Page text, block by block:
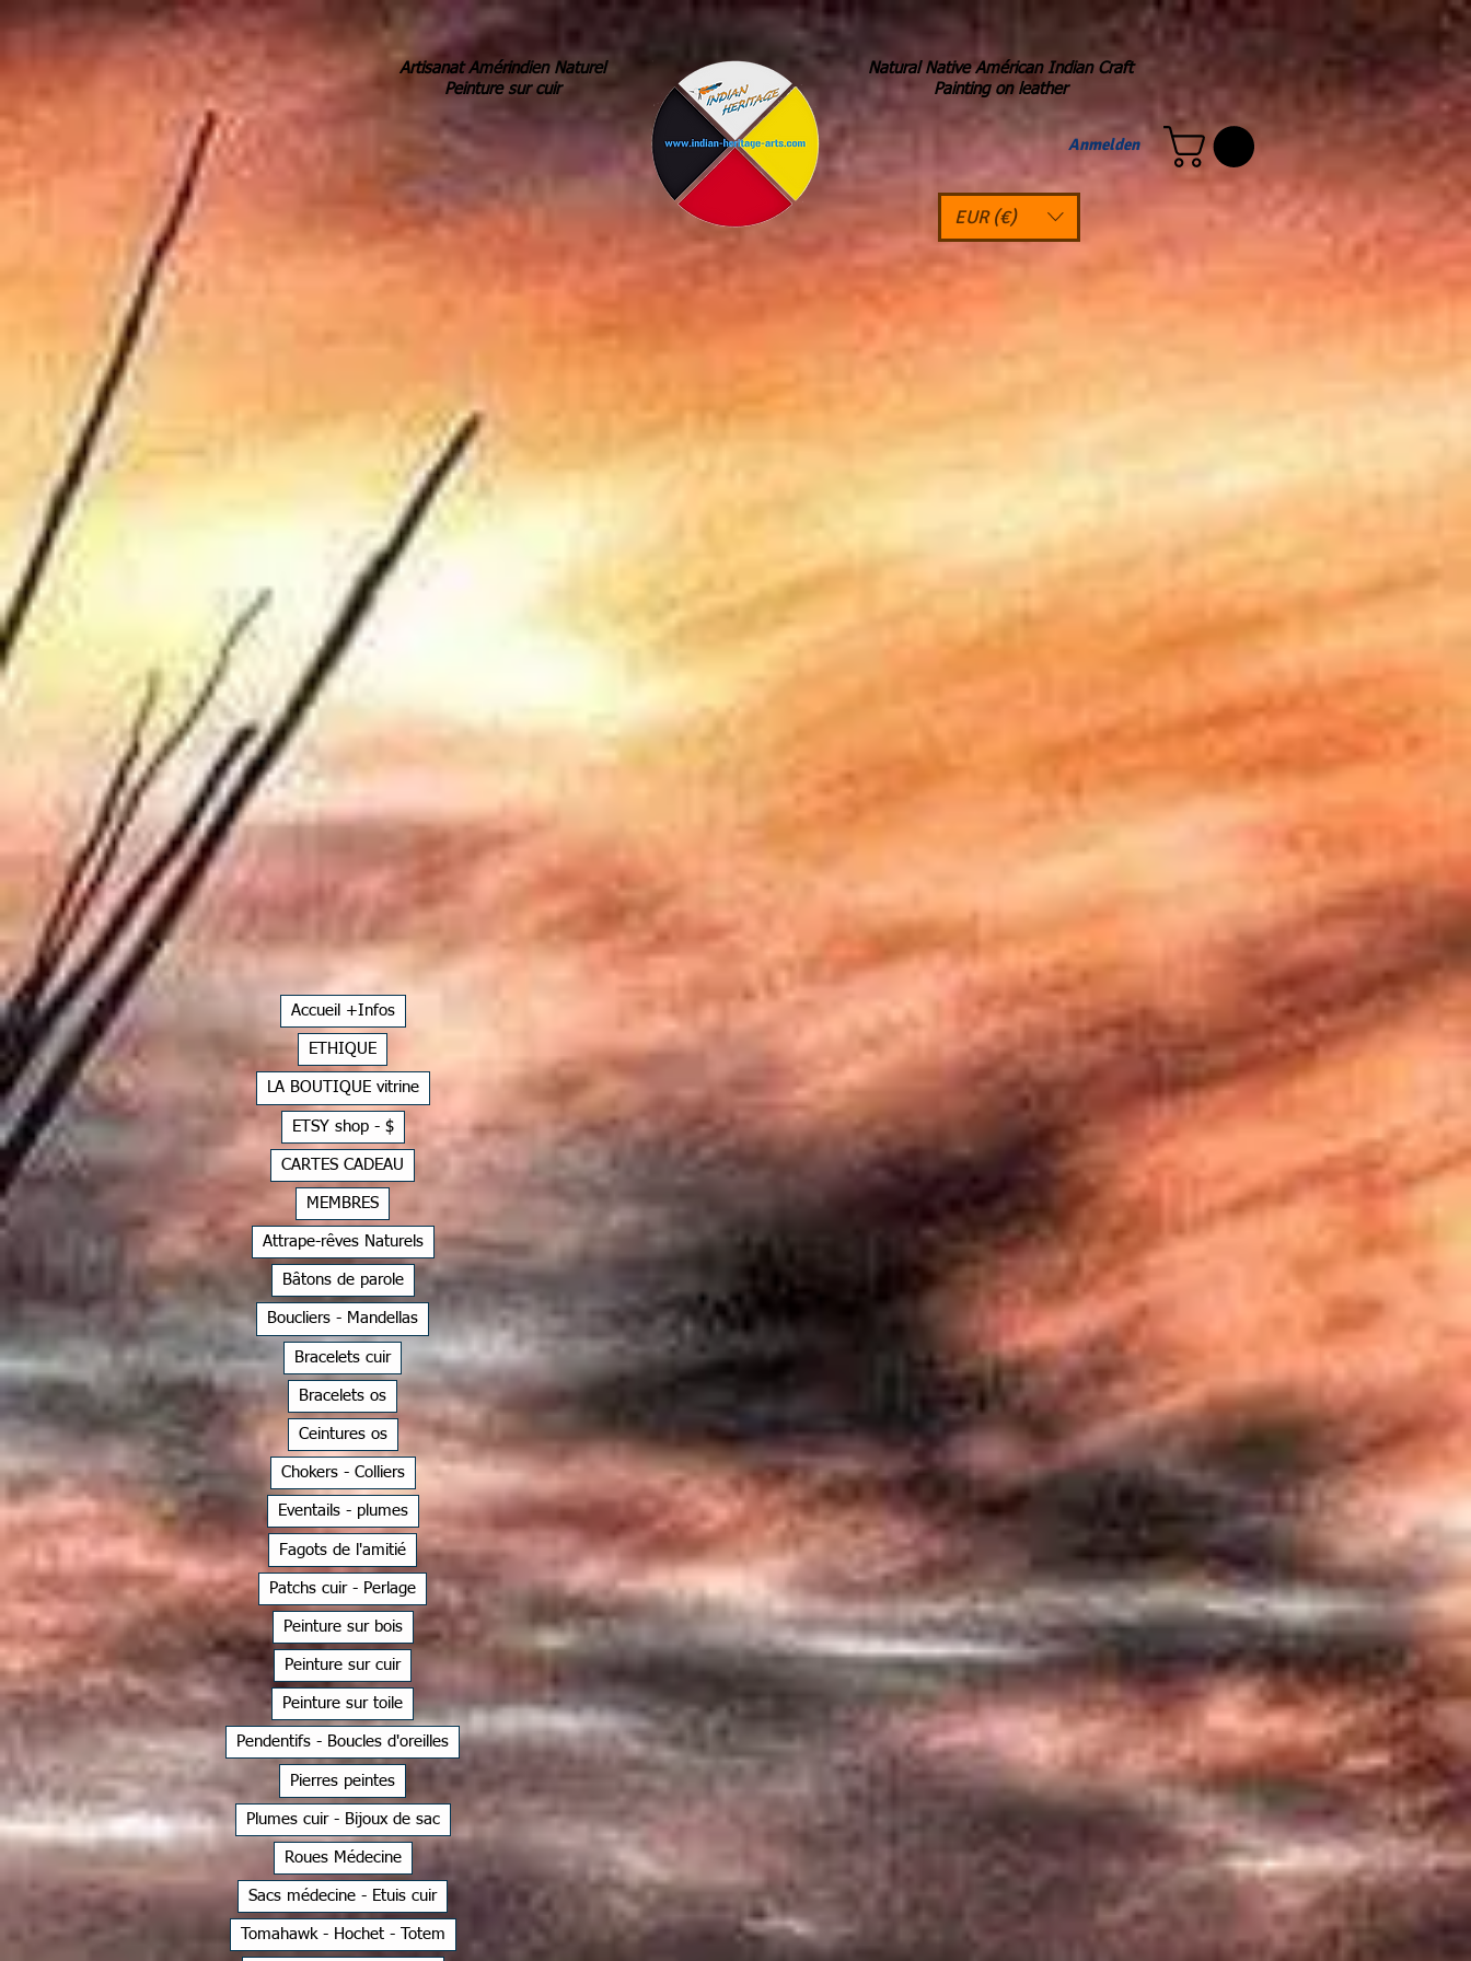
Artisanat Amérindien Naturel
Peinture sur cuir
Natural Native Américan Indian Craft
Painting on leather
Anmelden
EUR (€)
Accueil +Infos
ETHIQUE
LA BOUTIQUE vitrine
ETSY shop - $
CARTES CADEAU
MEMBRES
Attrape-rêves Naturels
Bâtons de parole
Boucliers - Mandellas
Bracelets cuir
Bracelets os
Ceintures os
Chokers - Colliers
Eventails - plumes
Fagots de l'amitié
Patchs cuir - Perlage
Peinture sur bois
Peinture sur cuir
Peinture sur toile
Pendentifs - Boucles d'oreilles
Pierres peintes
Plumes cuir - Bijoux de sac
Roues Médecine
Sacs médecine - Etuis cuir
Tomahawk - Hochet - Totem